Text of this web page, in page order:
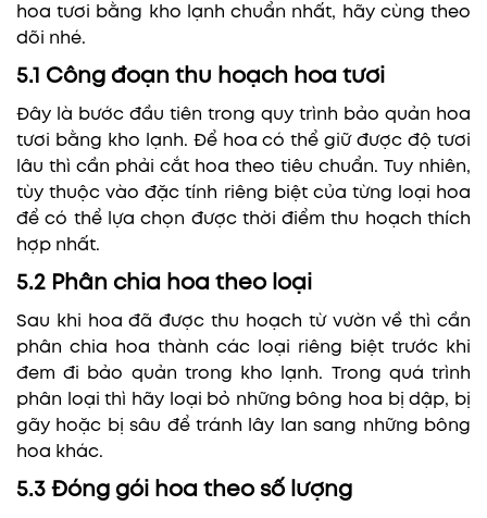
hoa tươi bằng kho lạnh chuẩn nhất, hãy cùng theo
dõi nhé.
5.1 Công đoạn thu hoạch hoa tươi
Đây là bước đầu tiên trong quy trình bảo quản hoa
tươi bằng kho lạnh. Để hoa có thể giữ được độ tươi
lâu thì cần phải cắt hoa theo tiêu chuẩn. Tuy nhiên,
tùy thuộc vào đặc tính riêng biệt của từng loại hoa
để có thể lựa chọn được thời điểm thu hoạch thích
hợp nhất.
5.2 Phân chia hoa theo loại
Sau khi hoa đã được thu hoạch từ vườn về thì cần
phân chia hoa thành các loại riêng biệt trước khi
đem đi bảo quản trong kho lạnh. Trong quá trình
phân loại thì hãy loại bỏ những bông hoa bị dập, bị
gãy hoặc bị sâu để tránh lây lan sang những bông
hoa khác.
5.3 Đóng gói hoa theo số lượng